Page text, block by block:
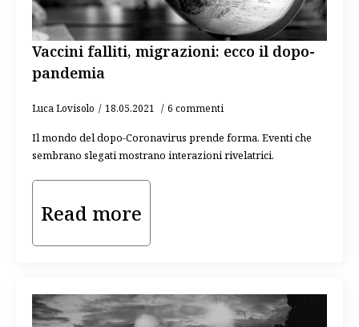
Vaccini falliti, migrazioni: ecco il dopo-
pandemia
Luca Lovisolo 18.05.2021 6 commenti
Il mondo del dopo-Coronavirus prende forma. Eventi che
sembrano slegati mostrano interazioni rivelatrici.
Read more